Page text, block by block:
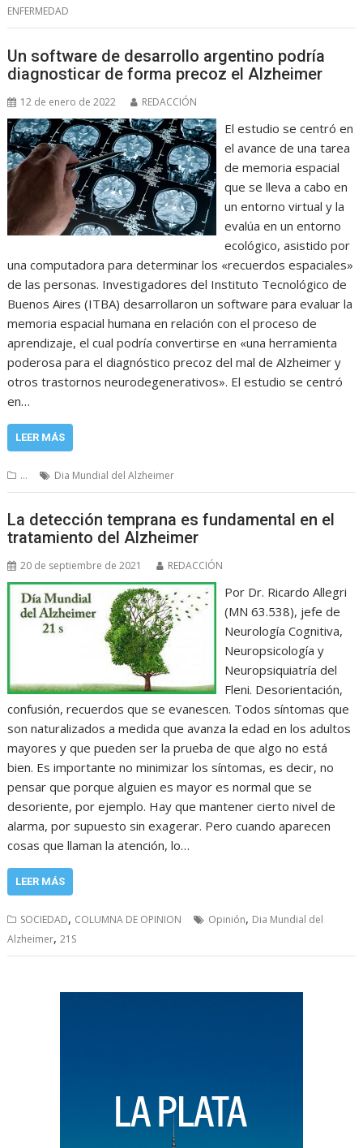
ENFERMEDAD
Un software de desarrollo argentino podría
diagnosticar de forma precoz el Alzheimer
12 de enero de 2022 REDACCIÓN
El estudio se centró en
el avance de una tarea
de memoria espacial
que se lleva a cabo en
un entorno virtual y la
evalúa en un entorno
ecológico, asistido por
una computadora para determinar los «recuerdos espaciales»
de las personas. Investigadores del Instituto Tecnológico de
Buenos Aires (ITBA) desarrollaron un software para evaluar la
memoria espacial humana en relación con el proceso de
aprendizaje, el cual podría convertirse en «una herramienta
poderosa para el diagnóstico precoz del mal de Alzheimer y
otros trastornos neurodegenerativos». El estudio se centró
en…
LEER MÁS
... Dia Mundial del Alzheimer
La detección temprana es fundamental en el
tratamiento del Alzheimer
20 de septiembre de 2021 REDACCIÓN
Por Dr. Ricardo Allegri
(MN 63.538), jefe de
Neurología Cognitiva,
Neuropsicología y
Neuropsiquiatría del
Fleni. Desorientación,
confusión, recuerdos que se evanescen. Todos síntomas que
son naturalizados a medida que avanza la edad en los adultos
mayores y que pueden ser la prueba de que algo no está
bien. Es importante no minimizar los síntomas, es decir, no
pensar que porque alguien es mayor es normal que se
desoriente, por ejemplo. Hay que mantener cierto nivel de
alarma, por supuesto sin exagerar. Pero cuando aparecen
cosas que llaman la atención, lo…
LEER MÁS
SOCIEDAD, COLUMNA DE OPINION Opinión, Dia Mundial del
Alzheimer,21S